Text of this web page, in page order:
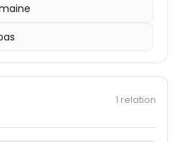
1 relation